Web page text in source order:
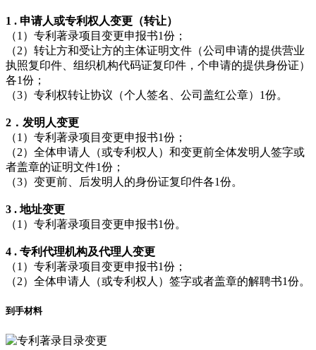
1 . 申请人或专利权人变更（转让）
（1）专利著录项目变更申报书1份；
（2）转让方和受让方的主体证明文件（公司申请的提供营业
执照复印件、组织机构代码证复印件，个申请的提供身份证）
各1份；
（3）专利权转让协议（个人签名、公司盖红公章）1份。
2．发明人变更
（1）专利著录项目变更申报书1份；
（2）全体申请人（或专利权人）和变更前全体发明人签字或
者盖章的证明文件1份；
（3）变更前、后发明人的身份证复印件各1份。
3 . 地址变更
（1）专利著录项目变更申报书1份。
4 . 专利代理机构及代理人变更
（1）专利著录项目变更申报书1份；
（2）全体申请人（或专利权人）签字或者盖章的解聘书1份。
到手材料